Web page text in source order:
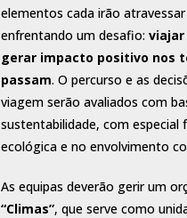
elementos cada irão
enfrentando um desafio:
gerar impacto positivo nos
passam. O percurso e as
viagem serão avaliados com
sustentabilidade, com especial
ecológica e no envolvimento
As equipas deverão gerir um
“Climas”, que serve como